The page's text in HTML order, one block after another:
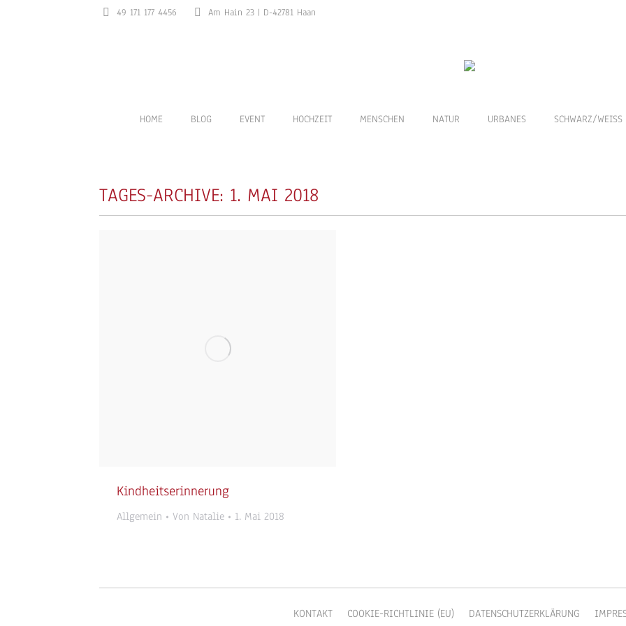
49 171 177 4456 Am Hain 23 | D-42781 Haan
HOME BLOG EVENT HOCHZEIT MENSCHEN NATUR URBANES SCHWARZ/WEISS
TAGES-ARCHIVE: 1. MAI 2018
Kindheitserinnerung
Allgemein Von Natalie 1. Mai 2018
KONTAKT COOKIE-RICHTLINIE (EU) DATENSCHUTZERKLÄRUNG